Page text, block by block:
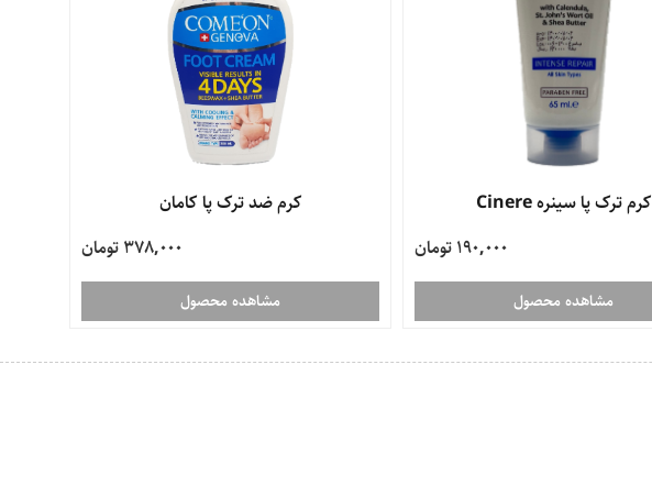
کرم ترک پا سینره Cinere
190,000 تومان
مشاهده محصول
کرم ضد ترک پا کامان
378,000 تومان
مشاهده محصول